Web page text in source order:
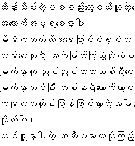
ထိန်းသိမ်းတဲ့ပစ္စည်းတွေဝယ်ယူတဲ့န
အထောက်အပံ့ရစေမှာပါ။
မိမိကဘယ်လိုအရေပြားပိုင်ရှင်လဲ
လမ်းလေးသုံးပြီး အကဲဖြတ်ကြည့်လိုက်ပ
ျက်နှာကို ညင်ညင်သာသာသစ်ပြီးရ
ျက်နှာသစ်ပြီး တစ်နာရီလောက်က
ကမူလအတိုင်းပြန်ဖြစ်သွားတဲ့အခါ
လိုက်ပါ။
တစ်ရှူးမှာပါတဲ့ အဆီပမာဏကိုကြ